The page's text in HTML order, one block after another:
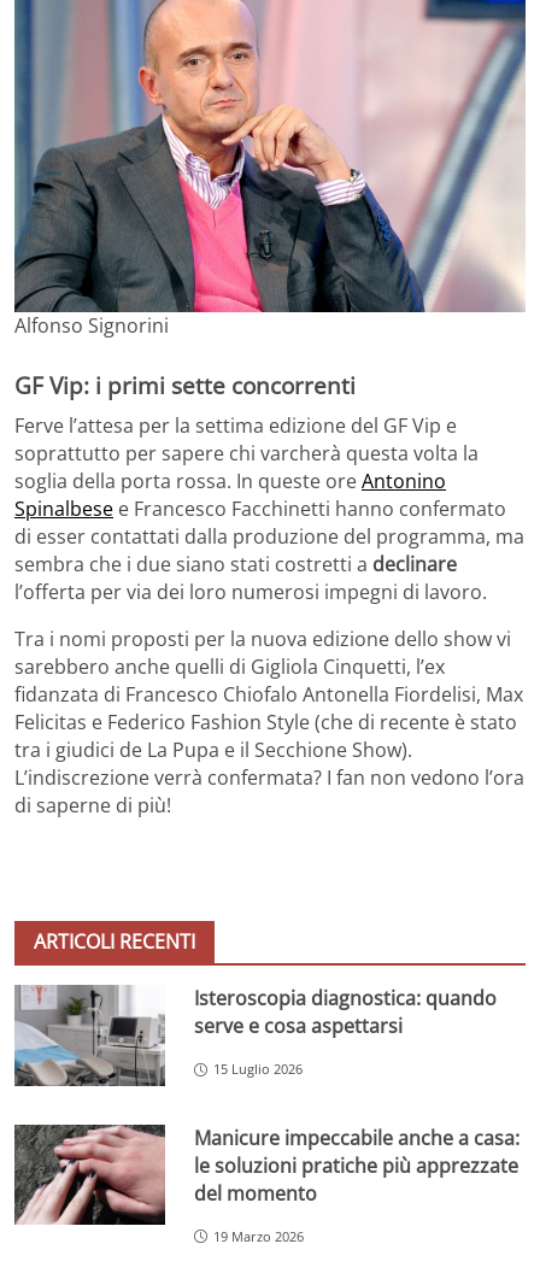
Alfonso Signorini
GF Vip: i primi sette concorrenti
Ferve l’attesa per la settima edizione del GF Vip e
soprattutto per sapere chi varcherà questa volta la
soglia della porta rossa. In queste oreAntonino
Spinalbese e Francesco Facchinetti hanno confermato
di esser contattati dalla produzione del programma, ma
sembra che i due siano stati costretti a declinare
l’offerta per via dei loro numerosi impegni di lavoro.
Tra i nomi proposti per la nuova edizione dello show vi
sarebbero anche quelli di Gigliola Cinquetti, l’ex
fidanzata di Francesco Chiofalo Antonella Fiordelisi, Max
Felicitas e Federico Fashion Style (che di recente è stato
tra i giudici de La Pupa e il Secchione Show).
L’indiscrezione verrà confermata? I fan non vedono l’ora
di saperne di più!
ARTICOLI RECENTI
Isteroscopia diagnostica: quando
serve e cosa aspettarsi
15 Luglio 2026
Manicure impeccabile anche a casa:
le soluzioni pratiche più apprezzate
del momento
19 Marzo 2026